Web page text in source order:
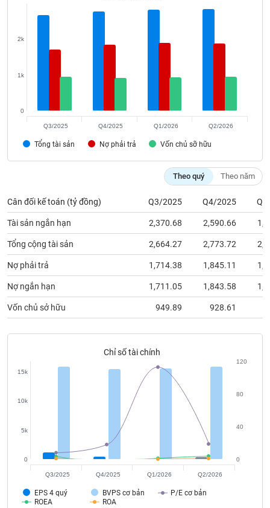
Tổng tài sản Nợ phải trả Vốn chủ sỡ hữu
0
1k
2k
Q3/2025 Q4/2025 Q1/2026 Q2/2026
Theo quý Theo năm
Cân đối kế toán (tỷ đồng) Q3/2025 Q4/2025
Tài sản ngắn hạn 2,370.68 2,590.66
Tổng cộng tài sản 2,664.27 2,773.72
Nợ phải trả 1,714.38 1,845.11
Nợ ngắn hạn 1,711.05 1,843.58
Vốn chủ sở hữu 949.89 928.61
Chỉ số tài chính
EPS 4 quý BVPS cơ bản
P/E cơ bản
ROEA
ROA
0
5k
10k
15k
0
40
80
120
Q3/2025 Q4/2025 Q1/2026 Q2/2026
(-)
Đào
Sách
Công
cụ
đầu
tư
Truyền
thông